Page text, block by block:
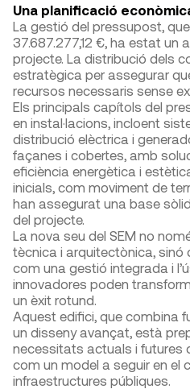
Una planificació
La gestió del pressupost,
37.687.277,12 €, ha estat un
projecte. La distribució dels
estratègica per assegurar
recursos necessaris sense
Els principals capítols del
en instal·lacions, incloent
distribució elèctrica i
façanes i cobertes, amb
eficiència energètica i
inicials, com moviment de
han assegurat una base
del projecte.
La nova seu del SEM no
tècnica i arquitectònica, sinó
com una gestió integrada i
innovadores poden
un èxit rotund.
Aquest edifici, que combina
un disseny avançat, està
necessitats actuals i futures
com un model a seguir en el
infraestructures públiques.